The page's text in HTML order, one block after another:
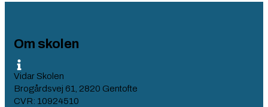
Om skolen
Vidar Skolen
Brogårdsvej 61, 2820 Gentofte
CVR: 10924510